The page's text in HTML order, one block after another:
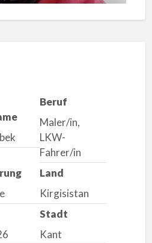
Beruf
Maler/in,
LKW-
Fahrer/in
Land
Kirgisistan
Stadt
Kant